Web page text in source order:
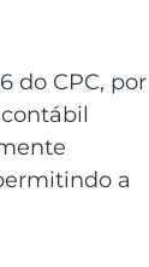
do CPC,
a